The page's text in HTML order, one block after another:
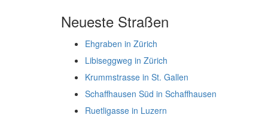
Neueste Straßen
Ehgraben in Zürich
Libiseggweg in Zürich
Krummstrasse in St. Gallen
Schaffhausen Süd in Schaffhausen
Ruetligasse in Luzern